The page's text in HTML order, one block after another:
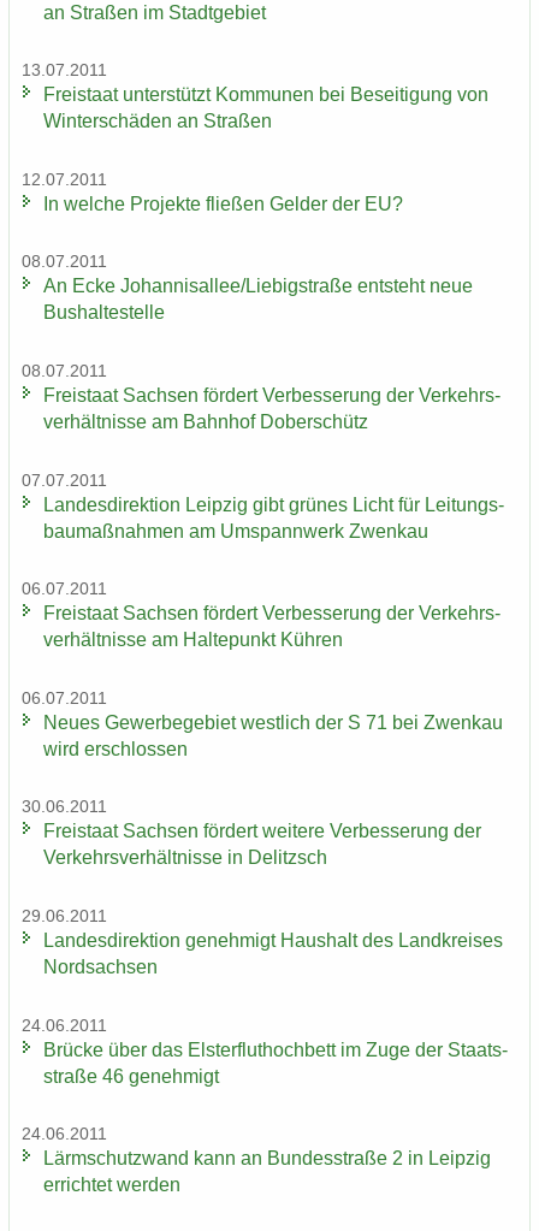
an Stra­ßen im Stadt­ge­biet
13.07.2011
Frei­staat un­ter­stützt Kom­mu­nen bei Be­sei­ti­gung von
Win­ter­schä­den an Stra­ßen
12.07.2011
In wel­che Pro­jek­te flie­ßen Gel­der der EU?
08.07.2011
An Ecke Jo­han­ni­s­al­lee/Lie­big­stra­ße ent­steht neue
Bus­hal­te­stel­le
08.07.2011
Frei­staat Sach­sen för­dert Ver­bes­se­rung der Ver­kehrs­
ver­hält­nis­se am Bahn­hof Do­ber­schütz
07.07.2011
Lan­des­di­rek­ti­on Leip­zig gibt grü­nes Licht für Lei­tungs­
bau­maß­nah­men am Um­spann­werk Zwenkau
06.07.2011
Frei­staat Sach­sen för­dert Ver­bes­se­rung der Ver­kehrs­
ver­hält­nis­se am Hal­te­punkt Küh­ren
06.07.2011
Neues Ge­wer­be­ge­biet west­lich der S 71 bei Zwenkau
wird er­schlos­sen
30.06.2011
Frei­staat Sach­sen för­dert wei­te­re Ver­bes­se­rung der
Ver­kehrs­ver­hält­nis­se in De­litzsch
29.06.2011
Lan­des­di­rek­ti­on ge­neh­migt Haus­halt des Land­krei­ses
Nord­sach­sen
24.06.2011
Brü­cke über das Els­ter­flut­hoch­bett im Zuge der Staats­
stra­ße 46 ge­neh­migt
24.06.2011
Lärm­schutz­wand kann an Bun­des­stra­ße 2 in Leip­zig
er­rich­tet wer­den